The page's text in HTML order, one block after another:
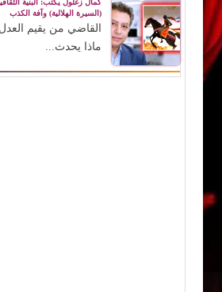
(السيرة الهلالية) وآفة الكذب
القاضي من يقيم
ماذا يحدث...